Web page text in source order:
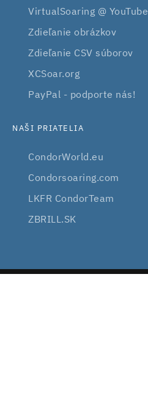
VirtualSoaring @ YouTube
Zdieľanie obrázkov
Zdieľanie CSV súborov
XCSoar.org
PayPal - podporte nás!
NAŠI PRIATELIA
CondorWorld.eu
Condorsoaring.com
LKFR CondorTeam
ZBRILL.SK